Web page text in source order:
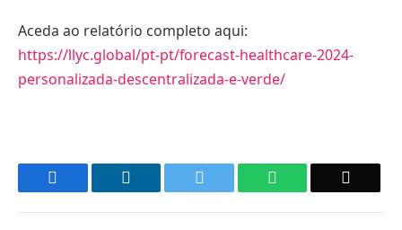
Aceda ao relatório completo aqui:
https://llyc.global/pt-pt/forecast-healthcare-2024-
personalizada-descentralizada-e-verde/
WhatsApp